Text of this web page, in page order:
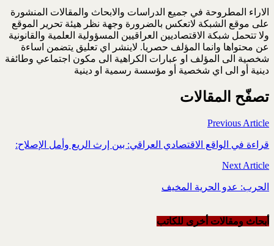
الاراء المطروحة في جميع الدراسات والابحاث والمقالات المنشورة
على موقع الشبكة لاتعكس بالضرورة وجهة نظر هيئة تحرير الموقع
ولا تتحمل شبكة الاقتصاديين العراقيين المسؤولية العلمية والقانونية
عن محتواها وانما المؤلف حصريا. لاينشر اي تعليق يتضمن اساءة
شخصية الى المؤلف او عبارات الكراهية الى مكون اجتماعي وطائفة
دينية أو الى اي شخصية أو مؤسسة رسمية او دينية
تصفّح المقالات
Previous Article
قراءة في الواقع الاقتصادي العراقي: بين إرث الريع وأمل الإصلاح‎:‎
Next Article
الحرب: عدو الحرية المخيف
أبحاث ومقالات أخرى للکاتب